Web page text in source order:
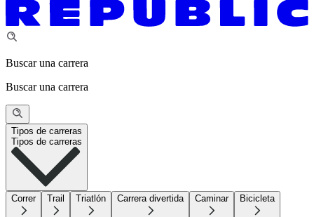
Buscar una carrera
Buscar una carrera
Tipos de carreras
Tipos de carreras
Correr Trail Triatlón Carrera divertida Caminar Bicicleta